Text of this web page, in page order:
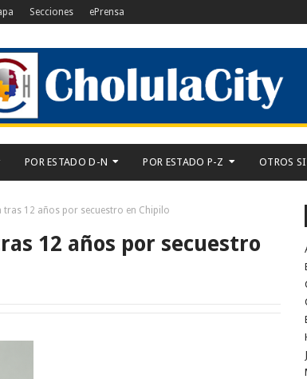
Secciones ePrensa
POR ESTADO D-N POR ESTADO P-Z OTROS
tras 12 años por secuestro en Chipilo
12 años por secuestro